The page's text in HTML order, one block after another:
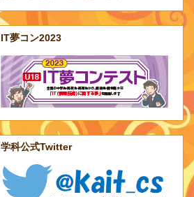
IT夢コン2023
学科公式Twitter